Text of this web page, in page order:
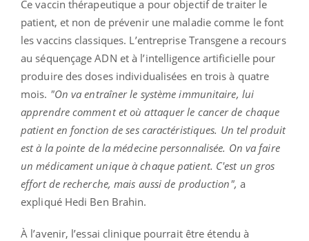
Ce vaccin thérapeutique a pour objectif de traiter le
patient, et non de prévenir une maladie comme le font
les vaccins classiques. L’entreprise Transgene a recours
au séquençage ADN et à l’intelligence artificielle pour
produire des doses individualisées en trois à quatre
mois. "On va entraîner le système immunitaire, lui
apprendre comment et où attaquer le cancer de chaque
patient en fonction de ses caractéristiques. Un tel produit
est à la pointe de la médecine personnalisée. On va faire
un médicament unique à chaque patient. C'est un gros
effort de recherche, mais aussi de production", a
expliqué Hedi Ben Brahin.
À l’avenir, l’essai clinique pourrait être étendu à